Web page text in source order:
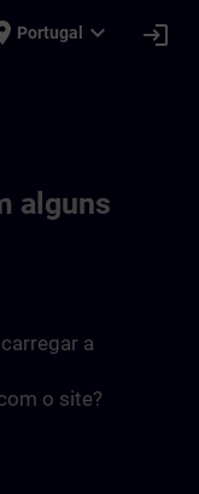
Portugal expand_more login
alguns
a
o site?